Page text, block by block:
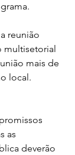
reunião
multisetorial
mais de
local.
as
deverão